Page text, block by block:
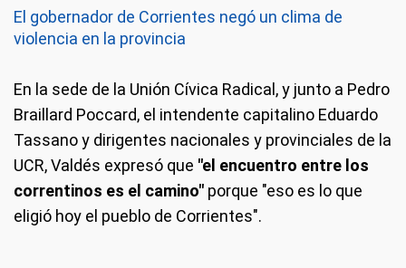
El gobernador de Corrientes negó un clima de
violencia en la provincia
En la sede de la Unión Cívica Radical, y junto a Pedro
Braillard Poccard, el intendente capitalino Eduardo
Tassano y dirigentes nacionales y provinciales de la
UCR, Valdés expresó que "el encuentro entre los
correntinos es el camino" porque "eso es lo que
eligió hoy el pueblo de Corrientes".